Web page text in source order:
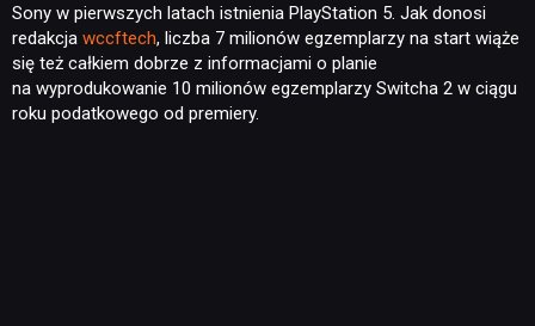
DYSKUSJE
JUŻ GRALIŚMY
Sony w pierwszych latach istnienia PlayStation 5. Jak donosi
redakcja wccftech, liczba 7 milionów egzemplarzy na start wiąże
się też całkiem dobrze z informacjami o planie
na wyprodukowanie 10 milionów egzemplarzy Switcha 2 w ciągu
roku podatkowego od premiery.